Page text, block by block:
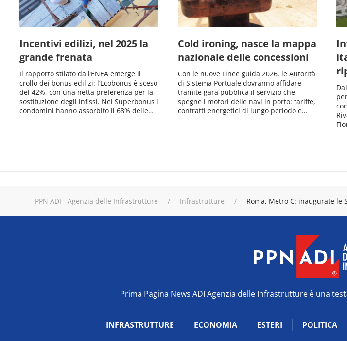
Incentivi edilizi, nel 2025 la
grande frenata
Il rapporto stilato dall’ENEA emerge il
crollo dei bonus edilizi: l’Ecobonus è sceso
del 42%, con una netta preferenza per la
sostituzione degli infissi. Nel Superbonus i
condomini hanno assorbito il 68% delle…
Cold ironing, nasce la mappa
nazionale delle concessioni
Con le nuove Linee guida 2026, le Autorità
di Sistema Portuale dovranno affidare
tramite gara pubblica il servizio che
spegne i motori delle navi in porto: tariffe,
contratti energetici di lungo periodo e…
PPN ADI - Agenzia delle Infrastrutture Infrastrutture Roma, Metro C: inaugurate le
Prima Pagina News ADI Agenzia delle Infrastrutture è una
INFRASTRUTTURE ECONOMIA ESTERI POLITICA